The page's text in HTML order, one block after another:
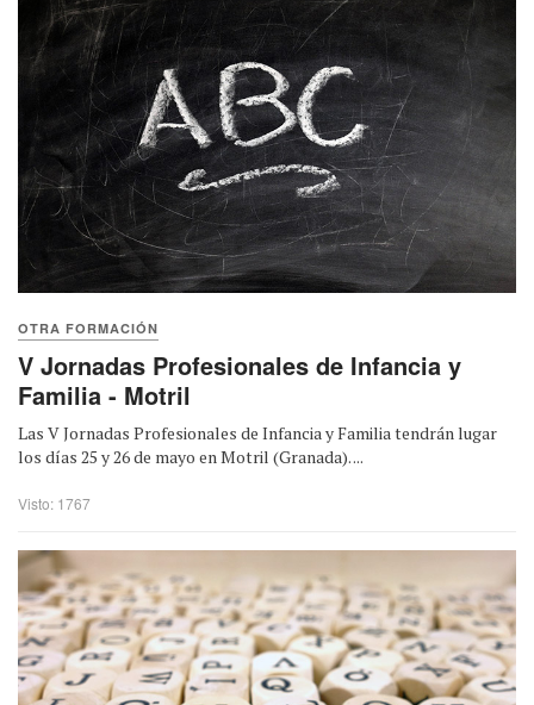
OTRA FORMACIÓN
V Jornadas Profesionales de Infancia y
Familia - Motril
Las V Jornadas Profesionales de Infancia y Familia tendrán lugar
los días 25 y 26 de mayo en Motril (Granada). ...
Visto: 1767